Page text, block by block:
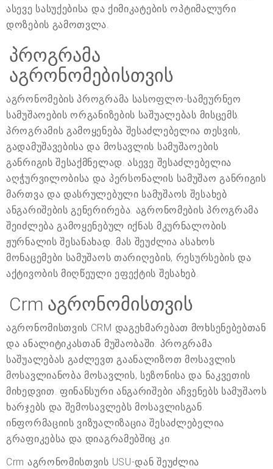
ასევე სასუქებისა და ქიმიკატების ოპტიმალური
დოზების გამოთვლა.
პროგრამა
აგრონომებისთვის
აგრონომების პროგრამა სასოფლო-სამეურნეო
სამუშაოების ორგანიზების საშუალებას მისცემს.
პროგრამის გამოყენება შესაძლებელია თესვის,
გადამუშავებისა და მოსავლის სამუშაოების
განრიგის შესაქმნელად. ასევე შესაძლებელია
აღჭურვილობისა და პერსონალის სამუშაო განრიგის
მართვა და დასრულებული სამუშაოს შესახებ
ანგარიშების გენერირება. აგრონომების პროგრამა
შეიძლება გამოყენებულ იქნას მკურნალობის
ჟურნალის შესანახად. მას შეუძლია ასახოს
მონაცემები სამუშაოს თარიღების, რესურსების და
აქტივობის მიღწეული ეფექტის შესახებ.
Crm აგრონომისთვის
აგრონომისთვის CRM დაგეხმარებათ მოხსენებებთან
და ანალიტიკასთან მუშაობაში. პროგრამა
საშუალებას გაძლევთ გაანალიზოთ მოსავლის
მოსავლიანობა მოსავლის, სეზონისა და ნაკვეთის
მიხედვით. ფინანსური ანგარიშები აჩვენებს სამუშაოს
ხარჯებს და შემოსავლებს მოსავლისგან.
ინფორმაციის ვიზუალიზაცია შესაძლებელია
გრაფიკებსა და დიაგრამებშიც კი.
Crm აგრონომისთვის USU-დან შეუძლია